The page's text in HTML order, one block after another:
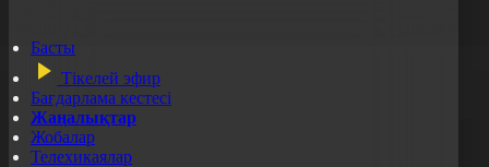
Басты
Тікелей эфир
Бағдарлама кестесі
Жаңалықтар
Жобалар
Телехикаялар